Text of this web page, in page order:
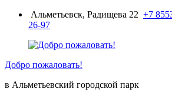
ПерейтиАльметьевск, Радищева 22 +7
26-97
Добро пожаловать!
в Альметьевский городской парк